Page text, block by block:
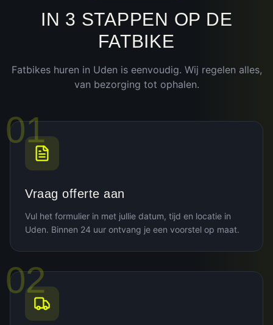
IN 3 STAPPEN OP DE
FATBIKE
Fatbikes huren in Uden is eenvoudig. Wij regelen alles,
van bezorging tot ophalen.
01
Vraag offerte aan
Vul het formulier in met jullie datum, tijd en locatie in
Uden. Binnen 24 uur ontvang je een voorstel op maat.
02